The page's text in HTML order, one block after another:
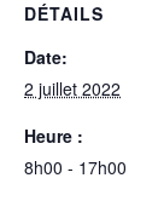
DÉTAILS
Date:
2 juillet 2022
Heure :
8h00 - 17h00